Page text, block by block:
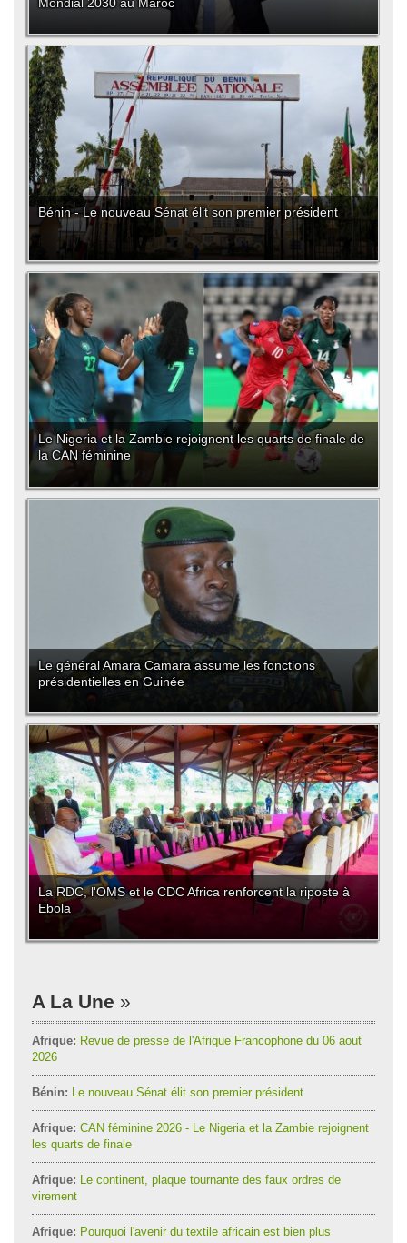
Bénin - Le nouveau Sénat élit son premier président
Le Nigeria et la Zambie rejoignent les quarts de finale de
la CAN féminine
Le général Amara Camara assume les fonctions
présidentielles en Guinée
La RDC, l'OMS et le CDC Africa renforcent la riposte à
Ebola
A La Une
Afrique: Revue de presse de l'Afrique Francophone du 06 aout
2026
Bénin: Le nouveau Sénat élit son premier président
Afrique: CAN féminine 2026 - Le Nigeria et la Zambie rejoignent
les quarts de finale
Afrique: Le continent, plaque tournante des faux ordres de
virement
Afrique: Pourquoi l'avenir du textile africain est bien plus